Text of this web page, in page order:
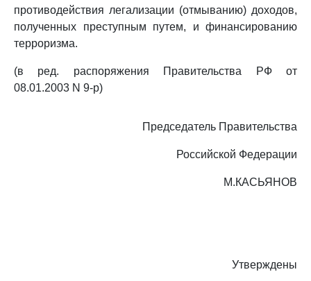
противодействия легализации (отмыванию) доходов,
полученных преступным путем, и финансированию
терроризма.
(в ред. распоряжения Правительства РФ от
08.01.2003 N 9-р)
Председатель Правительства
Российской Федерации
М.КАСЬЯНОВ
Утверждены